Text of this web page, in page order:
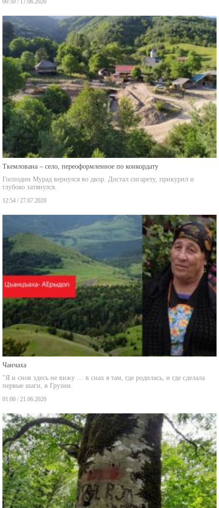
00:50 / 17.06.2020
Ткемлована – село, переоформленное по конкордату
Господин Мурад вернулся во двор. Достал сигарету, прикурил и
глубоко затянулся.
12:54 / 27.07.2020
Чанчаха
"Я и снов здесь не вижу … в снах я там, где родилась, и где сделала
первые шаги, в Грузии.
01:00 / 21.06.2020